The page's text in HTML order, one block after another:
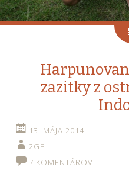
zazitky z
13. MÁJA 2014
2GE
7 KOMENTÁROV